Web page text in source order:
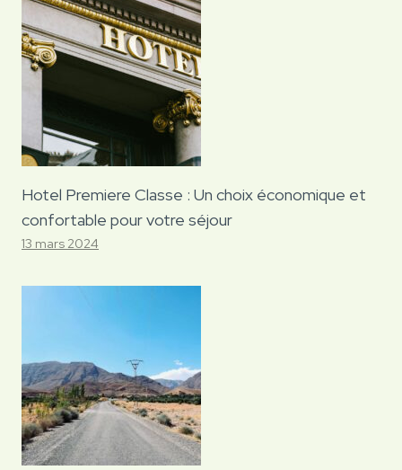
Hotel Premiere Classe : Un choix économique et
confortable pour votre séjour
13 mars 2024